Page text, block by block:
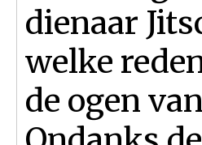
dienaar
welke
de ogen